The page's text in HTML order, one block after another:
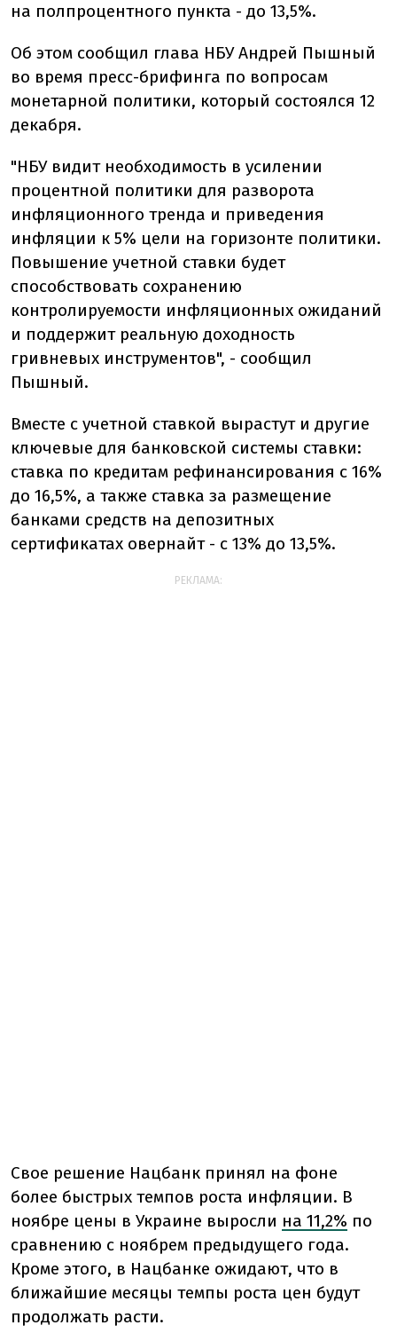
на полпроцентного пункта - до 13,5%.
Об этом сообщил глава НБУ Андрей Пышный
во время пресс-брифинга по вопросам
монетарной политики, который состоялся 12
декабря.
"НБУ видит необходимость в усилении
процентной политики для разворота
инфляционного тренда и приведения
инфляции к 5% цели на горизонте политики.
Повышение учетной ставки будет
способствовать сохранению
контролируемости инфляционных ожиданий
и поддержит реальную доходность
гривневых инструментов", - сообщил
Пышный.
Вместе с учетной ставкой вырастут и другие
ключевые для банковской системы ставки:
ставка по кредитам рефинансирования с 16%
до 16,5%, а также ставка за размещение
банками средств на депозитных
сертификатах овернайт - с 13% до 13,5%.
РЕКЛАМА:
Свое решение Нацбанк принял на фоне
более быстрых темпов роста инфляции. В
ноябре цены в Украине выросли на 11,2% по
сравнению с ноябрем предыдущего года.
Кроме этого, в Нацбанке ожидают, что в
ближайшие месяцы темпы роста цен будут
продолжать расти.